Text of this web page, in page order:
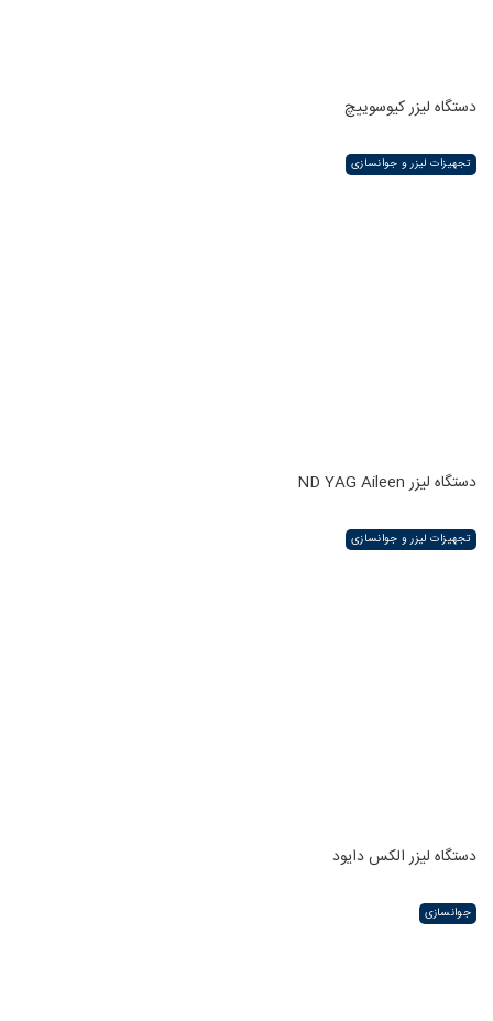
دستگاه لیزر کیوسوییچ
تجهیزات لیزر و جوانسازی
دستگاه لیزر ND YAG Aileen
تجهیزات لیزر و جوانسازی
دستگاه لیزر الکس دایود
جوانسازی